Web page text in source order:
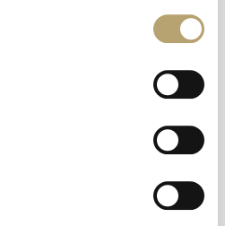
loppuaan – suosituksia ja
päätösseminaarissa